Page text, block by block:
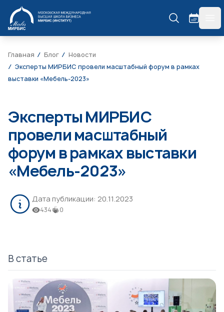
МИРБИС
Главная Блог
Новости
Эксперты МИРБИС провели масштабный форум в рамках
выставки «Мебель-2023»
Эксперты МИРБИС
провели масштабный
форум в рамках выставки
«Мебель-2023»
Дата публикации: 20.11.2023
434 0
В статье